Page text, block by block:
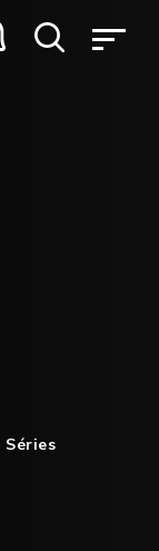
Séries